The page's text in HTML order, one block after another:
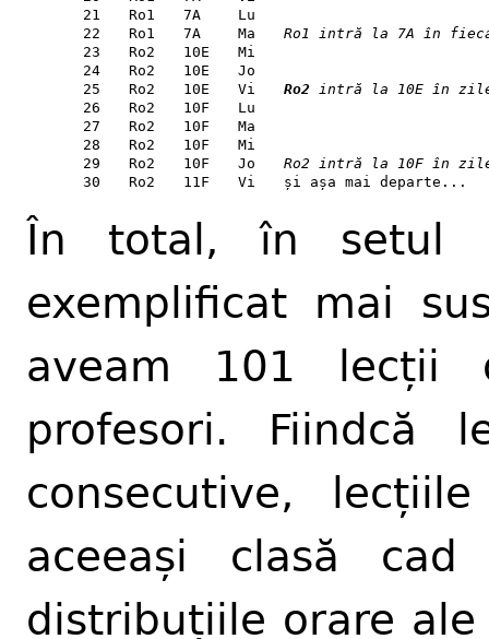
21
Ro1 7A
Lu
22
Ro1 7A Ma
Ro1 intră la 7A în
23
Ro2 10E
Mi
24
Ro2 10E
Jo
25
Ro2 10E Vi Ro2 intră la 10E în
26
Ro2 10F
Lu
27
Ro2 10F
Ma
28
Ro2 10F
Mi
29
Ro2 10F Jo
Ro2 intră la 10F în
30
Ro2 11F Vi și așa mai departe...
În total, în setul
exemplificat mai
aveam 101 lecții
profesori. Fiindcă
consecutive,
aceeași clasă
distribuțiile orare